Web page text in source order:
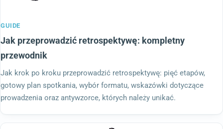
GUIDE
Jak przeprowadzić retrospektywę: kompletny
przewodnik
Jak krok po kroku przeprowadzić retrospektywę: pięć etapów,
gotowy plan spotkania, wybór formatu, wskazówki dotyczące
prowadzenia oraz antywzorce, których należy unikać.